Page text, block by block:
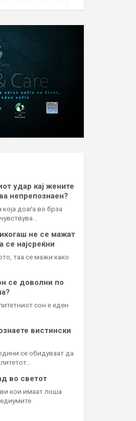
удар кај жените
непрепознаен?
доаѓа во брза
не се мажат
се најсреќни
таа се мажи како
се доволни по
сон е еден
вистински
се обидуваат да
во светот
кои имаат лоша